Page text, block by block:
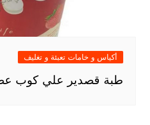
أكياس و خامات تعبئة و تغليف
طبة قصدير علي كوب